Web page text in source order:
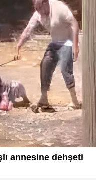
annesine dehşeti